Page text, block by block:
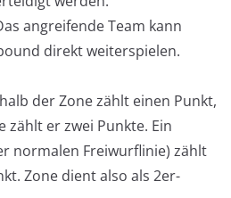
angreifende Team kann
direkt weiterspielen.
der Zone zählt einen Punkt,
zählt er zwei Punkte. Ein
normalen Freiwurflinie) zählt
Zone dient also als 2er-